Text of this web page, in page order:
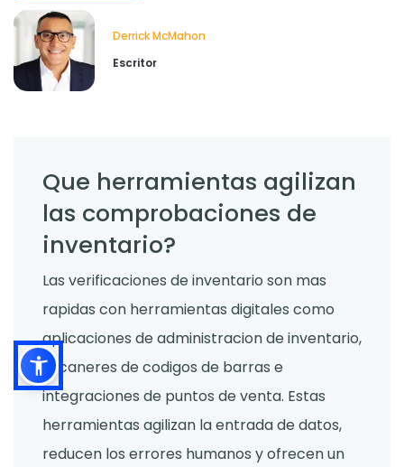
Derrick McMahon
Escritor
Que herramientas agilizan
las comprobaciones de
inventario?
Las verificaciones de inventario son mas
rapidas con herramientas digitales como
aplicaciones de administracion de inventario,
escaneres de codigos de barras e
integraciones de puntos de venta. Estas
herramientas agilizan la entrada de datos,
reducen los errores humanos y ofrecen un